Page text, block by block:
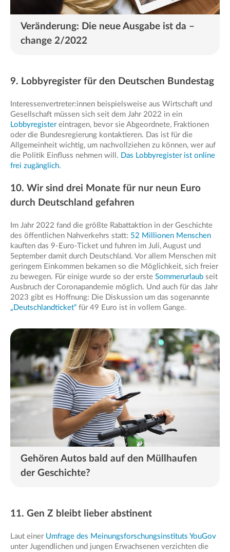
Veränderung: Die neue Ausgabe ist da –
change 2/2022
9. Lobbyregister für den Deutschen Bundestag
Interessenvertreter:innen beispielsweise aus Wirtschaft und
Gesellschaft müssen sich seit dem Jahr 2022 in ein
Lobbyregister eintragen, bevor sie Abgeordnete, Fraktionen
oder die Bundesregierung kontaktieren. Das ist für die
Allgemeinheit wichtig, um nachvollziehen zu können, wer auf
die Politik Einfluss nehmen will. Das Lobbyregister ist online
frei zugänglich.
10. Wir sind drei Monate für nur neun Euro
durch Deutschland gefahren
Im Jahr 2022 fand die größte Rabattaktion in der Geschichte
des öffentlichen Nahverkehrs statt: 52 Millionen Menschen
kauften das 9-Euro-Ticket und fuhren im Juli, August und
September damit durch Deutschland. Vor allem Menschen mit
geringem Einkommen bekamen so die Möglichkeit, sich freier
zu bewegen. Für einige wurde so der erste Sommerurlaub seit
Ausbruch der Coronapandemie möglich. Und auch für das Jahr
2023 gibt es Hoffnung: Die Diskussion um das sogenannte
„ Deutschlandticket“ für 49 Euro ist in vollem Gange.
Gehören Autos bald auf den Müllhaufen
der Geschichte?
11. Gen Z bleibt lieber abstinent
Laut einer Umfrage des Meinungsforschungsinstituts YouGov
unter Jugendlichen und jungen Erwachsenen verzichten die